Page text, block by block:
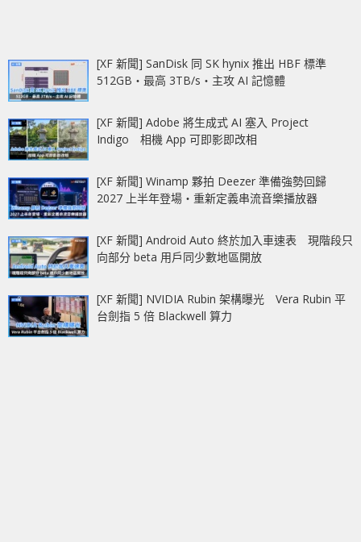
[XF 新聞] SanDisk 同 SK hynix 推出 HBF 標準
512GB‧最高 3TB/s‧主攻 AI 記憶體
[XF 新聞] Adobe 將生成式 AI 塞入 Project
Indigo 相機 App 可即影即改相
[XF 新聞] Winamp 夥拍 Deezer 準備強勢回歸
2027 上半年登場‧重新定義串流音樂播放器
[XF 新聞] Android Auto 終於加入車速表 現階段只
向部分 beta 用戶同少數地區開放
[XF 新聞] NVIDIA Rubin 架構曝光 Vera Rubin 平
台劍指 5 倍 Blackwell 算力